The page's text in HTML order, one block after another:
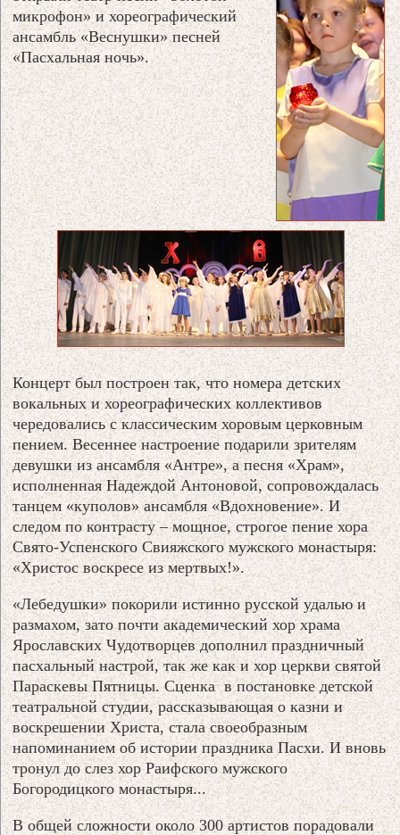
микрофон» и хореографический
ансамбль «Веснушки» песней
«Пасхальная ночь».
Концерт был построен так, что номера детских
вокальных и хореографических коллективов
чередовались с классическим хоровым церковным
пением. Весеннее настроение подарили зрителям
девушки из ансамбля «Антре», а песня «Храм»,
исполненная Надеждой Антоновой, сопровождалась
танцем «куполов» ансамбля «Вдохновение». И
следом по контрасту – мощное, строгое пение хора
Свято-Успенского Свияжского мужского монастыря:
«Христос воскресе из мертвых!».
«Лебедушки» покорили истинно русской удалью и
размахом, зато почти академический хор храма
Ярославских Чудотворцев дополнил праздничный
пасхальный настрой, так же как и хор церкви святой
Параскевы Пятницы. Сценка в постановке детской
театральной студии, рассказывающая о казни и
воскрешении Христа, стала своеобразным
напоминанием об истории праздника Пасхи. И вновь
тронул до слез хор Раифского мужского
Богородицкого монастыря...
В общей сложности около 300 артистов порадовали